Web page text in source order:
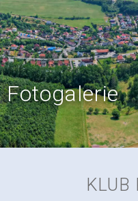
Fotogalerie
KLUB